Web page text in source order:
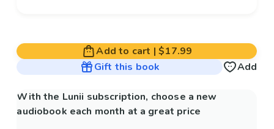
Add to cart |$17.99
Gift this book
Add
With the Lunii subscription, choose a new
audiobook each month at a great price